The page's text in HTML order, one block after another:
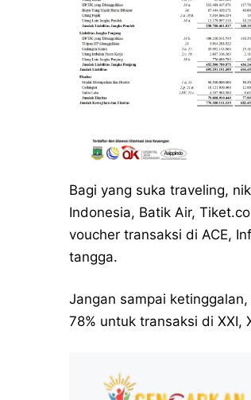
Bagi yang suka traveling,
Indonesia, Batik Air,
voucher transaksi di ACE,
tangga.
Jangan sampai
78% untuk transaksi di XXI,